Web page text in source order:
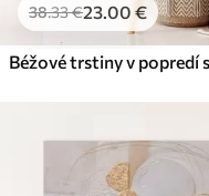
38.33€23.00 €